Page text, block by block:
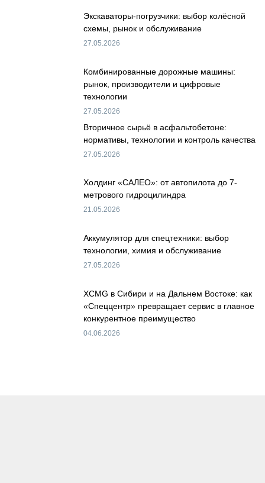
Экскаваторы-погрузчики: выбор колёсной
схемы, рынок и обслуживание
27.05.2026
Комбинированные дорожные машины:
рынок, производители и цифровые
технологии
27.05.2026
Вторичное сырьё в асфальтобетоне:
нормативы, технологии и контроль качества
27.05.2026
Холдинг «САЛЕО»: от автопилота до 7-
метрового гидроцилиндра
21.05.2026
Аккумулятор для спецтехники: выбор
технологии, химия и обслуживание
27.05.2026
XCMG в Сибири и на Дальнем Востоке: как
«Спеццентр» превращает сервис в главное
конкурентное преимущество
04.06.2026